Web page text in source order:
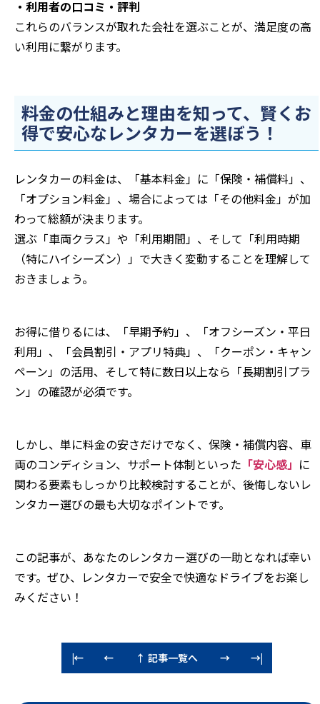
・利用者の口コミ・評判
これらのバランスが取れた会社を選ぶことが、満足度の高
い利用に繋がります。
料金の仕組みと理由を知って、賢くお
得で安心なレンタカーを選ぼう！
レンタカーの料金は、「基本料金」に「保険・補償料」、
「オプション料金」、場合によっては「その他料金」が加
わって総額が決まります。
選ぶ「車両クラス」や「利用期間」、そして「利用時期
（特にハイシーズン）」で大きく変動することを理解して
おきましょう。
お得に借りるには、「早期予約」、「オフシーズン・平日
利用」、「会員割引・アプリ特典」、「クーポン・キャン
ペーン」の活用、そして特に数日以上なら「長期割引プラ
ン」の確認が必須です。
しかし、単に料金の安さだけでなく、保険・補償内容、車
両のコンディション、サポート体制といった 「安心感」 に
関わる要素もしっかり比較検討することが、後悔しないレ
ンタカー選びの最も大切なポイントです。
この記事が、あなたのレンタカー選びの一助となれば幸い
です。ぜひ、レンタカーで安全で快適なドライブをお楽し
みください！
|← ← ↑ 記事一覧へ → →|